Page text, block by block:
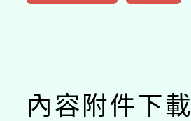
內容附件下載